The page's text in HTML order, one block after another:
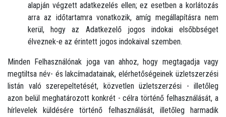
alapján végzett adatkezelés ellen; ez esetben a korlátozás
arra az időtartamra vonatkozik, amíg megállapításra nem
kerül, hogy az Adatkezelő jogos indokai elsőbbséget
élveznek-e az érintett jogos indokaival szemben.
Minden Felhasználónak joga van ahhoz, hogy megtagadja vagy
megtiltsa név- és lakcímadatainak, elérhetőségeinek üzletszerzési
listán való szerepeltetését, közvetlen üzletszerzési - illetőleg
azon belül meghatározott konkrét - célra történő felhasználását, a
hírlevelek küldésére történő felhasználását, illetőleg harmadik